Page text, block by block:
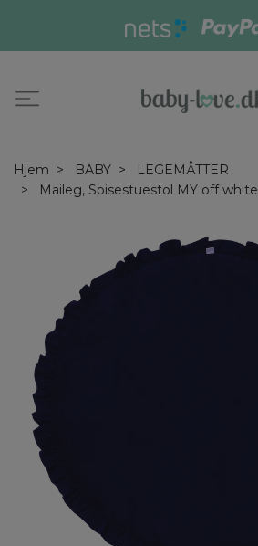
Hjem BABY
LEGEMÅTTER
Maileg, Spisestuestol MY off white